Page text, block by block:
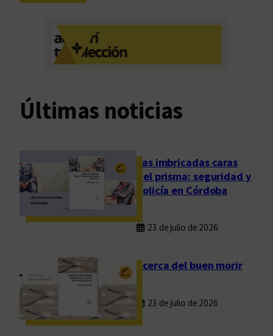
E
t
e
o
m
i
n
d
e
s
Últimas noticias
Las imbricadas caras
del prisma: seguridad y
policía en Córdoba
23 de julio de 2026
Acerca del buen morir
23 de julio de 2026